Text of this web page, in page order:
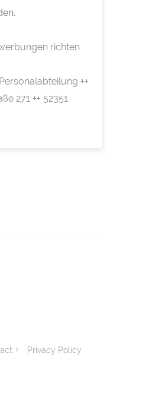
richten
++
271 ++ 52351
Privacy Policy